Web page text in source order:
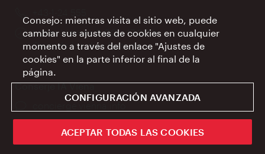
Horarios
de
apertura:
Lunes-Viernes 9:00 – 17:00 h
Cerrado los días festivos
Conserje IA Viena
Consejo: mientras visita el sitio web, puede
cambiar sus ajustes de cookies en cualquier
momento a través del enlace "Ajustes de
cookies" en la parte inferior al final de la
página.
CONFIGURACIÓN AVANZADA
ACEPTAR TODAS LAS COOKIES